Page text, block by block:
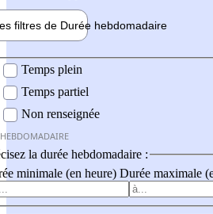
filtres de Durée hebdomadaire
Temps plein
Temps partiel
Non renseignée
la durée hebdomadaire :
minimale (en heure) Durée maximale